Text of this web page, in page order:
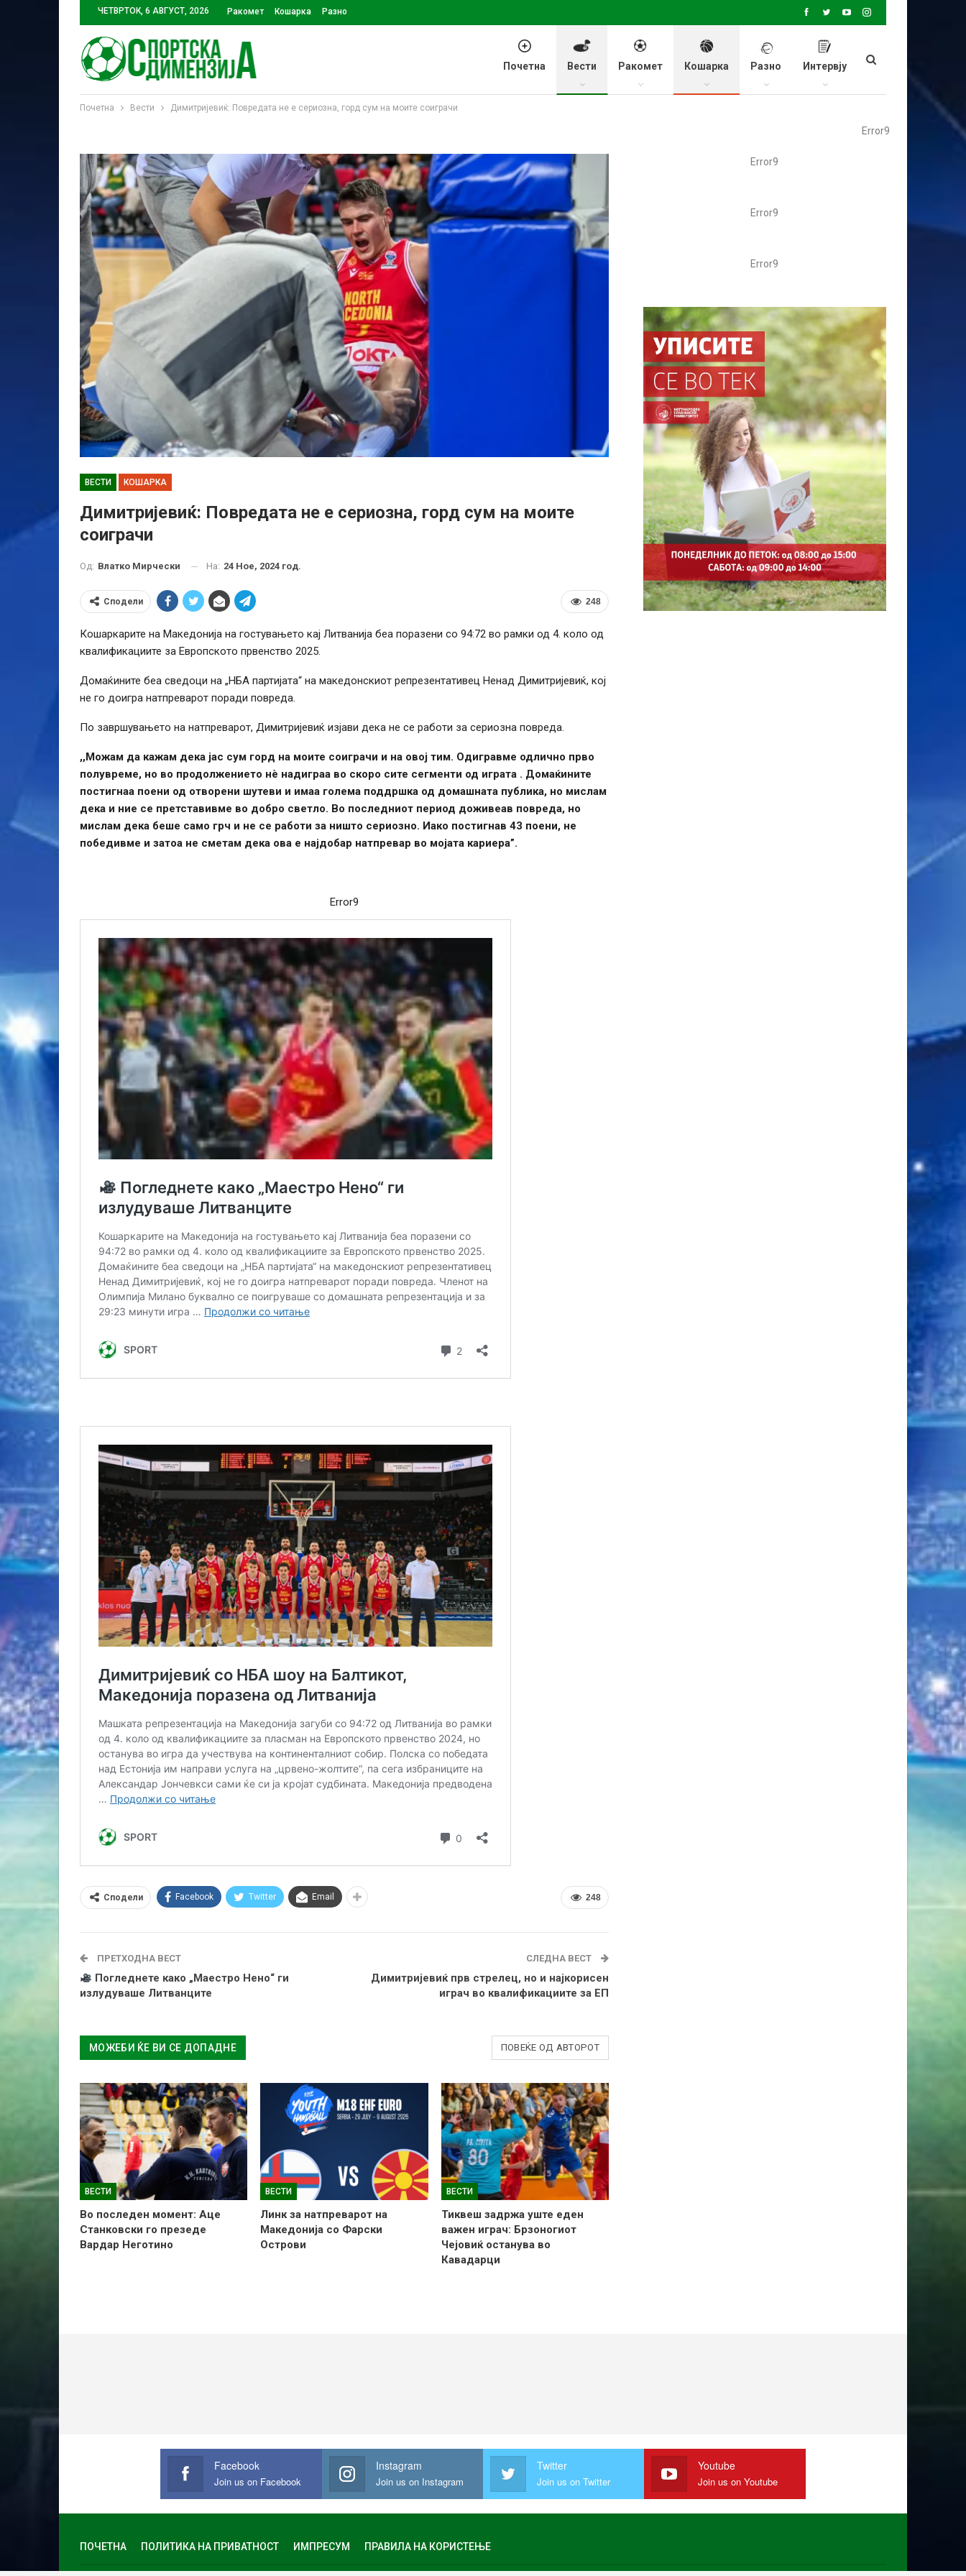
ЧЕТВРТОК, 6 АВГУСТ, 2026 Ракомет Кошарка Разно
Почетна Вести Ракомет Кошарка Разно Интервју
Почетна Вести Димитријевиќ: Повредата не е сериозна, горд сум на моите соиграчи
Error9
ВЕСТИ КОШАРКА
Димитријевиќ: Повредата не е сериозна, горд сум на моите
соиграчи
Од: Влатко Мирчески На: 24 Ное, 2024 год.
248
Сподели
Кошаркарите на Македонија на гостувањето кај Литванија беа поразени со 94:72 во рамки од 4. коло од
квалификациите за Европското првенство 2025.
Домаќините беа сведоци на „НБА партијата“ на македонскиот репрезентативец Ненад Димитријевиќ, кој
не го доигра натпреварот поради повреда.
По завршувањето на натпреварот, Димитријевиќ изјави дека не се работи за сериозна повреда.
,,Можам да кажам дека јас сум горд на моите соиграчи и на овој тим. Одигравме одлично прво
полувреме, но во продолжението нѐ надиграа во скоро сите сегменти од играта . Домаќините
постигнаа поени од отворени шутеви и имаа голема поддршка од домашната публика, но мислам
дека и ние се претставивме во добро светло. Во последниот период доживеав повреда, но
мислам дека беше само грч и не се работи за ништо сериозно. Иако постигнав 43 поени, не
победивме и затоа не сметам дека ова е најдобар натпревар во мојата кариера”.
Error9
248
Сподели Facebook Twitter Email
ПРЕТХОДНА ВЕСТ
Погледнете како „Маестро Нено“ ги
излудуваше Литванците
СЛЕДНА ВЕСТ
Димитријевиќ прв стрелец, но и најкорисен
играч во квалификациите за ЕП
МОЖЕБИ ЌЕ ВИ СЕ ДОПАДНЕ ПОВЕЌЕ ОД АВТОРОТ
ВЕСТИ
Во последен момент: Аце
Станковски го презеде
Вардар Неготино
ВЕСТИ
Линк за натпреварот на
Македонија со Фарски
Острови
ВЕСТИ
Тиквеш задржа уште еден
важен играч: Брзоногиот
Чејовиќ останува во
Кавадарци
Error9
Error9
Error9
Facebook
Join us on Facebook
Instagram
Join us on Instagram
Twitter
Join us on Twitter
Youtube
Join us on Youtube
ПОЧЕТНА ПОЛИТИКА НА ПРИВАТНОСТ ИМПРЕСУМ ПРАВИЛА НА КОРИСТЕЊЕ